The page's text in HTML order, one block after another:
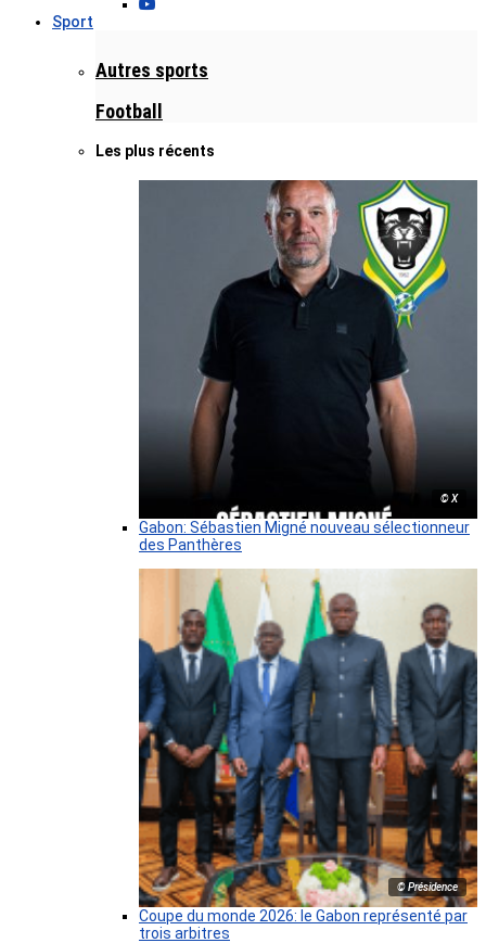
Sport
Autres sports
Football
Les plus récents
© X
Gabon: Sébastien Migné nouveau sélectionneur
des Panthères
© Présidence
Coupe du monde 2026: le Gabon représenté par
trois arbitres